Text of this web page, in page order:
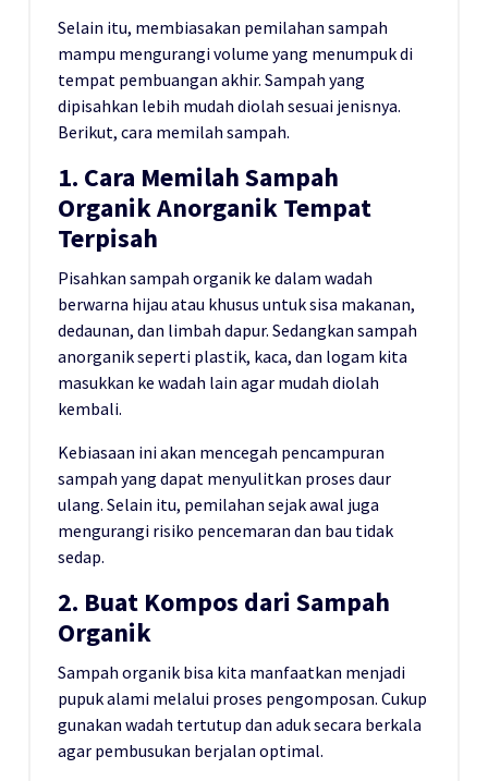
Selain itu, membiasakan pemilahan sampah
mampu mengurangi volume yang menumpuk di
tempat pembuangan akhir. Sampah yang
dipisahkan lebih mudah diolah sesuai jenisnya.
Berikut, cara memilah sampah.
1. Cara Memilah Sampah
Organik Anorganik Tempat
Terpisah
Pisahkan sampah organik ke dalam wadah
berwarna hijau atau khusus untuk sisa makanan,
dedaunan, dan limbah dapur. Sedangkan sampah
anorganik seperti plastik, kaca, dan logam kita
masukkan ke wadah lain agar mudah diolah
kembali.
Kebiasaan ini akan mencegah pencampuran
sampah yang dapat menyulitkan proses daur
ulang. Selain itu, pemilahan sejak awal juga
mengurangi risiko pencemaran dan bau tidak
sedap.
2. Buat Kompos dari Sampah
Organik
Sampah organik bisa kita manfaatkan menjadi
pupuk alami melalui proses pengomposan. Cukup
gunakan wadah tertutup dan aduk secara berkala
agar pembusukan berjalan optimal.